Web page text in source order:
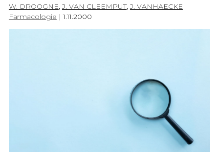
W. DROOGNE,J. VAN CLEEMPUT,J. VANHAECKE
Farmacologie |1.11.2000